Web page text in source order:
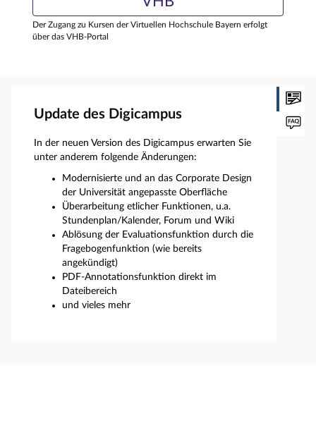
Der Zugang zu Kursen der Virtuellen Hochschule Bayern erfolgt
über das VHB-Portal
Update des Digicampus
In der neuen Version des Digicampus erwarten Sie
unter anderem folgende Änderungen:
Modernisierte und an das Corporate Design
der Universität angepasste Oberfläche
Überarbeitung etlicher Funktionen, u.a.
Stundenplan/Kalender, Forum und Wiki
Ablösung der Evaluationsfunktion durch die
Fragebogenfunktion (wie bereits
angekündigt)
PDF-Annotationsfunktion direkt im
Dateibereich
und vieles mehr